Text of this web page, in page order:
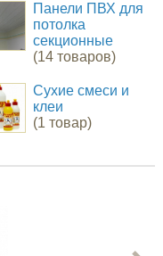
Панели ПВХ для
потолка
секционные
(14 товаров)
Сухие смеси и
клеи
(1 товар)